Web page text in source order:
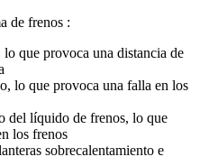
de frenos :
que provoca una distancia de
lo que provoca una falla en los
del líquido de frenos, lo que
los frenos
sobrecalentamiento e